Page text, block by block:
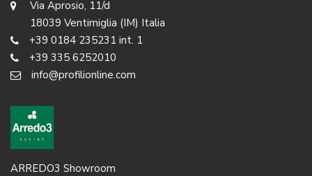
Via Aprosio, 11/d
18039 Ventimiglia (IM) Italia
+39 0184 235231 int. 1
+39 335 6252010
info@profilionline.com
ARREDO3 Showroom